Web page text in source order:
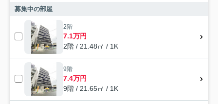
募集中の部屋
2階
7.1万円
2階 / 21.48㎡ / 1K
9階
7.4万円
9階 / 21.65㎡ / 1K